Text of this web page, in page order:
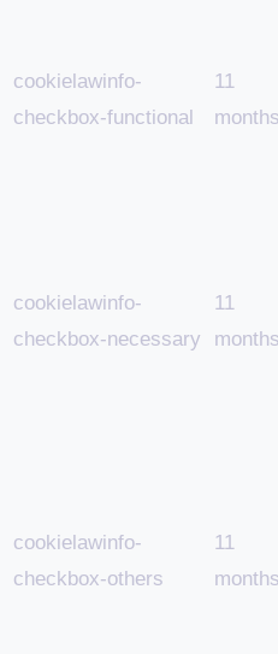
cookielawinfo-
checkbox-functional
11
months
cookielawinfo-
checkbox-necessary
11
months
cookielawinfo-
checkbox-others
11
months